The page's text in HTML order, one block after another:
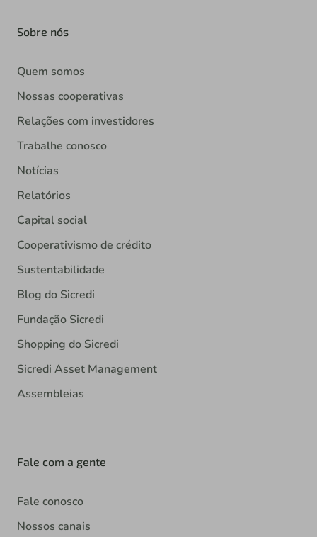
Sobre nós
Quem somos
Nossas cooperativas
Relações com investidores
Trabalhe conosco
Notícias
Relatórios
Capital social
Cooperativismo de crédito
Sustentabilidade
Blog do Sicredi
Fundação Sicredi
Shopping do Sicredi
Sicredi Asset Management
Assembleias
Fale com a gente
Fale conosco
Nossos canais